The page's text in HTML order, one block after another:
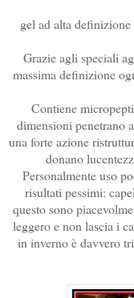
gel ad alta
Grazie agli speciali
massima definizione
Contiene
dimensioni penetrano
una forte azione
donano
Personalmente uso
risultati pessimi:
questo sono
leggero e non lascia i
in inverno è davvero